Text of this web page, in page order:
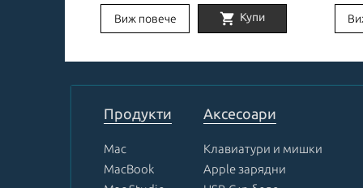
Виж повече shopping_cart Купи
1
Продукти
Mac
MacBook
Аксесоари
Клавиатури и мишки
Apple зарядни